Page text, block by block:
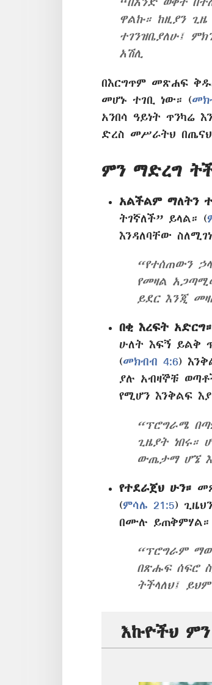
ዋልኩ። ከዚያን
ተገንዝቤያለሁ፤
አሽሊ
በእርግጥም መጽሐፍ
መሆኑ ተገቢ ነው። (
አንበሳ ዓይነት ጥንካሬ
ድረስ መሥራትህ
ምን ማድረግ
አልችልም ማለትን
ትገኛለች” ይላል። (
እንዳለባቸው
“የተሰጠውን
የመዛል
ይደር እንጂ
በቂ እረፍት አድርግ።
ሁለት እፍኝ ይልቅ
(መክብብ 4:6)
ያሉ አብዛኞቹ
የሚሆን እንቅልፍ
“ፕሮግራሜ
ጊዜያት ነበሩ።
ውጤታማ ሆኜ
የተደራጀህ ሁን።
(ምሳሌ 21:5)
በሙሉ ይጠቅምሃል።
“ፕሮግራም
በጽሑፍ ሰፍሮ
ትችላለህ፤
እኩዮችህ ምን